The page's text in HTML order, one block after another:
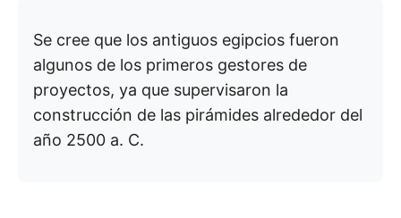
Se cree que los antiguos egipcios fueron
algunos de los primeros gestores de
proyectos, ya que supervisaron la
construcción de las pirámides alrededor del
año 2500 a. C.